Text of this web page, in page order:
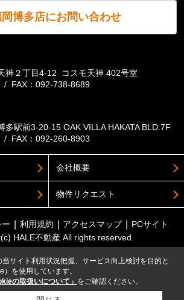
博多店にお問い合わせ
神２丁目4-12 コスモ天神 402号室
/ FAX：092-738-8689
多駅前3-20-15 OAK VILLA HAKATA BLD.7F
/ FAX：092-260-8903
会社概要
物件リクエスト
利用規約 アクセスマップ
PCサイト
HALE不動産 All rights reserved.
サイト利用状況把握、サービス向上検討を目的と
を使用しています。
の取扱いについて」 をご確認ください。